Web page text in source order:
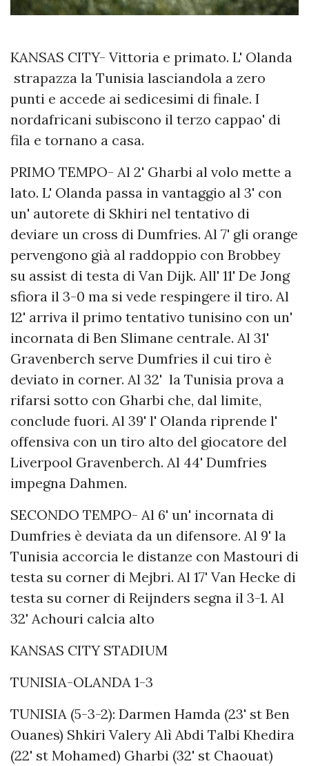
KANSAS CITY- Vittoria e primato. L' Olanda
strapazza la Tunisia lasciandola a zero
punti e accede ai sedicesimi di finale. I
nordafricani subiscono il terzo cappao' di
fila e tornano a casa.
PRIMO TEMPO- Al 2' Gharbi al volo mette a
lato. L' Olanda passa in vantaggio al 3' con
un' autorete di Skhiri nel tentativo di
deviare un cross di Dumfries. Al 7' gli orange
pervengono già al raddoppio con Brobbey
su assist di testa di Van Dijk. All' 11' De Jong
sfiora il 3-0 ma si vede respingere il tiro. Al
12' arriva il primo tentativo tunisino con un'
incornata di Ben Slimane centrale. Al 31'
Gravenberch serve Dumfries il cui tiro è
deviato in corner. Al 32' la Tunisia prova a
rifarsi sotto con Gharbi che, dal limite,
conclude fuori. Al 39' l' Olanda riprende l'
offensiva con un tiro alto del giocatore del
Liverpool Gravenberch. Al 44' Dumfries
impegna Dahmen.
SECONDO TEMPO- Al 6' un' incornata di
Dumfries è deviata da un difensore. Al 9' la
Tunisia accorcia le distanze con Mastouri di
testa su corner di Mejbri. Al 17' Van Hecke di
testa su corner di Reijnders segna il 3-1. Al
32' Achouri calcia alto
KANSAS CITY STADIUM
TUNISIA-OLANDA 1-3
TUNISIA (5-3-2): Darmen Hamda (23' st Ben
Ouanes) Shkiri Valery Alì Abdi Talbi Khedira
(22' st Mohamed) Gharbi (32' st Chaouat)